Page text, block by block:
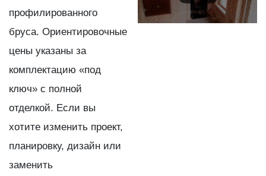
профилированного
бруса. Ориентировочные
цены указаны за
комплектацию «под
ключ» с полной
отделкой. Если вы
хотите изменить проект,
планировку, дизайн или
заменить